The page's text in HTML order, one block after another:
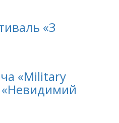
«З
«Military
«Невидимий